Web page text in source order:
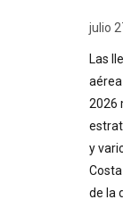
julio
Las
2026
y
de la